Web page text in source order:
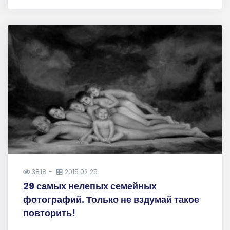
3818 2015.02.25
29 самых нелепых семейных
фотографий. Только не вздумай такое
повторить!